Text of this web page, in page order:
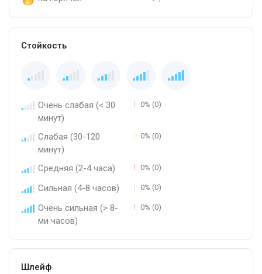
Стойкость
Очень слабая (< 30
минут)
0% (0)
Слабая (30-120
минут)
0% (0)
Средняя (2-4 часа) 0% (0)
Сильная (4-8 часов) 0% (0)
Очень сильная (> 8-
ми часов)
0% (0)
Шлейф